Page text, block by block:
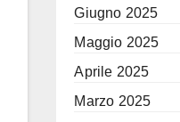
Giugno 2025
Maggio 2025
Aprile 2025
Marzo 2025